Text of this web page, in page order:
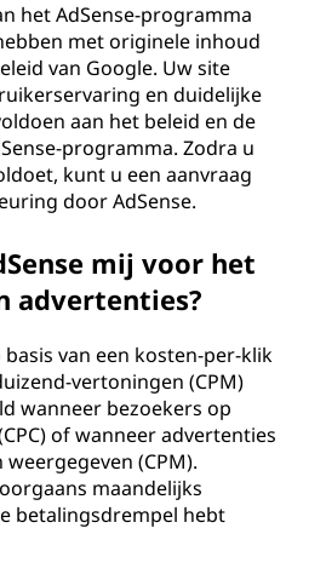
het AdSense-programma
met originele inhoud
van Google. Uw site
en duidelijke
aan het beleid en de
programma. Zodra u
kunt u een aanvraag
door AdSense.
mij voor het
advertenties?
van een kosten-per-klik
vertoningen (CPM)
wanneer bezoekers op
of wanneer advertenties
(CPM).
maandelijks
betalingsdrempel hebt